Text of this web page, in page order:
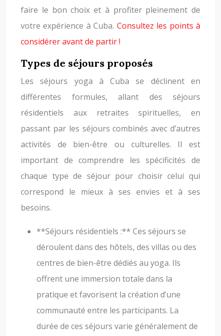
faire le bon choix et à profiter pleinement de
votre expérience à Cuba. Consultez les points à
considérer avant de partir !
Types de séjours proposés
Les séjours yoga à Cuba se déclinent en
différentes formules, allant des séjours
résidentiels aux retraites spirituelles, en
passant par les séjours combinés avec d’autres
activités de bien-être ou culturelles. Il est
important de comprendre les spécificités de
chaque type de séjour pour choisir celui qui
correspond le mieux à ses envies et à ses
besoins.
**Séjours résidentiels :** Ces séjours se
déroulent dans des hôtels, des villas ou des
centres de bien-être dédiés au yoga. Ils
offrent une immersion totale dans la
pratique et favorisent la création d’une
communauté entre les participants. La
durée de ces séjours varie généralement de